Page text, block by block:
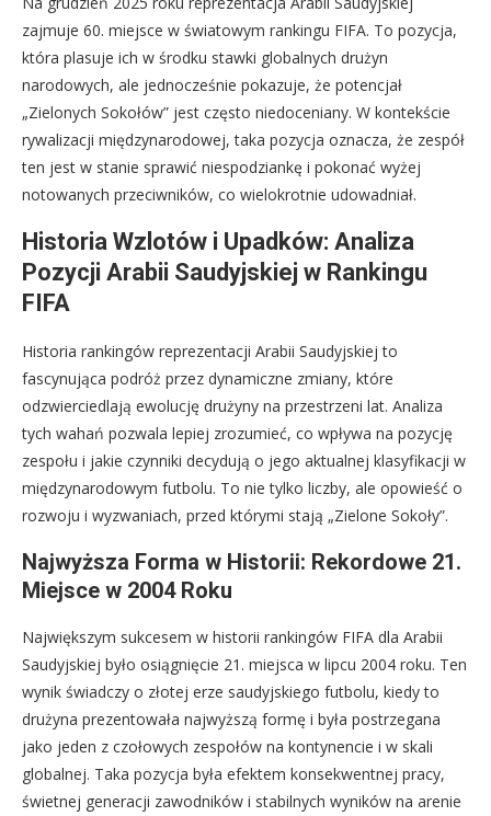
zajmuje 60. miejsce w światowym rankingu FIFA. To pozycja,
która plasuje ich w środku stawki globalnych drużyn
narodowych, ale jednocześnie pokazuje, że potencjał
„Zielonych Sokołów” jest często niedoceniany. W kontekście
rywalizacji międzynarodowej, taka pozycja oznacza, że zespół
ten jest w stanie sprawić niespodziankę i pokonać wyżej
notowanych przeciwników, co wielokrotnie udowadniał.
Historia Wzlotów i Upadków: Analiza
Pozycji Arabii Saudyjskiej w Rankingu
FIFA
Historia rankingów reprezentacji Arabii Saudyjskiej to
fascynująca podróż przez dynamiczne zmiany, które
odzwierciedlają ewolucję drużyny na przestrzeni lat. Analiza
tych wahań pozwala lepiej zrozumieć, co wpływa na pozycję
zespołu i jakie czynniki decydują o jego aktualnej klasyfikacji w
międzynarodowym futbolu. To nie tylko liczby, ale opowieść o
rozwoju i wyzwaniach, przed którymi stają „Zielone Sokoły”.
Najwyższa Forma w Historii: Rekordowe 21.
Miejsce w 2004 Roku
Największym sukcesem w historii rankingów FIFA dla Arabii
Saudyjskiej było osiągnięcie 21. miejsca w lipcu 2004 roku. Ten
wynik świadczy o złotej erze saudyjskiego futbolu, kiedy to
drużyna prezentowała najwyższą formę i była postrzegana
jako jeden z czołowych zespołów na kontynencie i w skali
globalnej. Taka pozycja była efektem konsekwentnej pracy,
świetnej generacji zawodników i stabilnych wyników na arenie